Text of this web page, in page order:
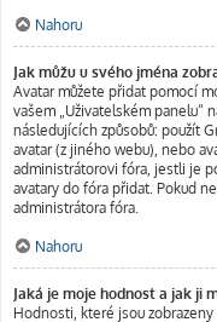
Nahoru
Jak můžu u svého jména
Avatar můžete přidat pomocí
vašem „Uživatelském panelu“
následujících způsobů: použít
avatar (z jiného webu), nebo
administrátorovi fóra, jestli je
avatary do fóra přidat. Pokud
administrátora fóra.
Nahoru
Jaká je moje hodnost a jak ji
Hodnosti, které jsou